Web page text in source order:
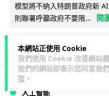
本網站正使用 Cookie
我們使用 Cookie 改善網站
我們的網站即表示您同意我
策 。
模型將不納入特朗普政府新
則聯署呼籲政府不要限...
閱
人工智能